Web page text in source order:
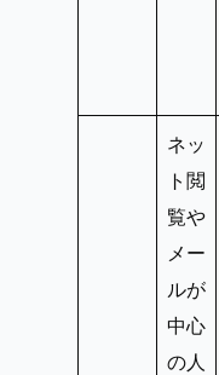
ネッ
ト閲
覧や
メー
ルが
中心
の人